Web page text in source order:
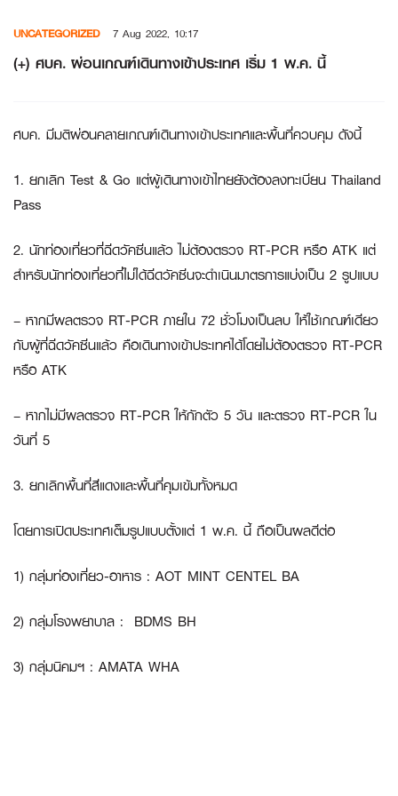
content
UNCATEGORIZED 7 Aug 2022, 10:17
(+) ศบค. ผ่อนเกณฑ์เดินทางเข้าประเทศ เริ่ม 1 พ.ค. นี้
ศบค. มีมติผ่อนคลายเกณฑ์เดินทางเข้าประเทศและพื้นที่ควบคุม ดังนี้
1. ยกเลิก Test & Go แต่ผู้เดินทางเข้าไทยยังต้องลงทะเบียน Thailand
Pass
2. นักท่องเที่ยวที่ฉีดวัคซีนแล้ว ไม่ต้องตรวจ RT-PCR หรือ ATK แต่
สำหรับนักท่องเที่ยวที่ไม่ได้ฉีดวัคซีนจะดำเนินมาตรการแบ่งเป็น 2 รูปแบบ
– หากมีผลตรวจ RT-PCR ภายใน 72 ชั่วโมงเป็นลบ ให้ใช้เกณฑ์เดียว
กับผู้ที่ฉีดวัคซีนแล้ว คือเดินทางเข้าประเทศได้โดยไม่ต้องตรวจ RT-PCR
หรือ ATK
– หากไม่มีผลตรวจ RT-PCR ให้กักตัว 5 วัน และตรวจ RT-PCR ใน
วันที่ 5
3. ยกเลิกพื้นที่สีแดงและพื้นที่คุมเข้มทั้งหมด
โดยการเปิดประเทศเต็มรูปแบบตั้งแต่ 1 พ.ค. นี้ ถือเป็นผลดีต่อ
1) กลุ่มท่องเที่ยว-อาหาร : AOT MINT CENTEL BA
2) กลุ่มโรงพยาบาล : BDMS BH
3) กลุ่มนิคมฯ : AMATA WHA